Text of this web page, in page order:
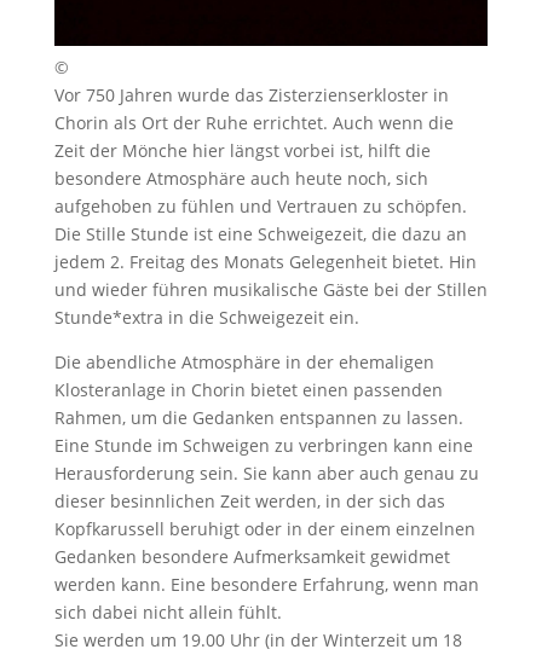
©
Vor 750 Jahren wurde das Zisterzienserkloster in
Chorin als Ort der Ruhe errichtet. Auch wenn die
Zeit der Mönche hier längst vorbei ist, hilft die
besondere Atmosphäre auch heute noch, sich
aufgehoben zu fühlen und Vertrauen zu schöpfen.
Die Stille Stunde ist eine Schweigezeit, die dazu an
jedem 2. Freitag des Monats Gelegenheit bietet. Hin
und wieder führen musikalische Gäste bei der Stillen
Stunde*extra in die Schweigezeit ein.
Die abendliche Atmosphäre in der ehemaligen
Klosteranlage in Chorin bietet einen passenden
Rahmen, um die Gedanken entspannen zu lassen.
Eine Stunde im Schweigen zu verbringen kann eine
Herausforderung sein. Sie kann aber auch genau zu
dieser besinnlichen Zeit werden, in der sich das
Kopfkarussell beruhigt oder in der einem einzelnen
Gedanken besondere Aufmerksamkeit gewidmet
werden kann. Eine besondere Erfahrung, wenn man
sich dabei nicht allein fühlt.
Sie werden um 19.00 Uhr (in der Winterzeit um 18